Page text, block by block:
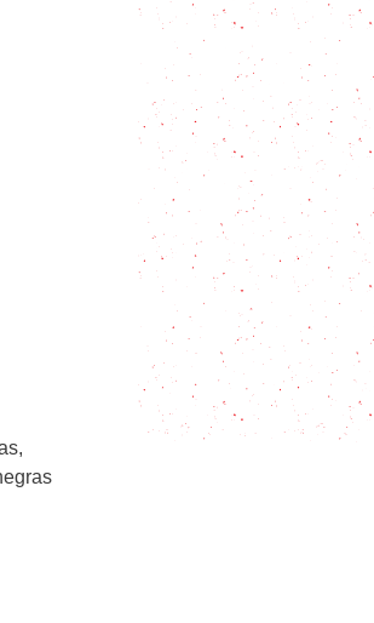
Hogao colombiano: todo
necesitas saber para
clásico colombiano en 3
Salsa de queso para
verduras, pollo (video!)
Batidora de Mano: guía
para elegir la mejor y
al máximo
Un plato abundante y
compartir: la suprema